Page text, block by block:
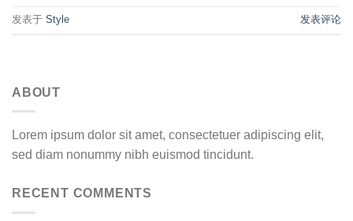
发表于 Style 发表评论
ABOUT
Lorem ipsum dolor sit amet, consectetuer adipiscing elit,
sed diam nonummy nibh euismod tincidunt.
RECENT COMMENTS